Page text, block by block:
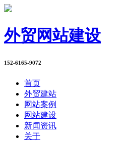
外贸网站建设
152-6165-9072
首页
外贸建站
网站案例
网站建设
新闻资讯
关于